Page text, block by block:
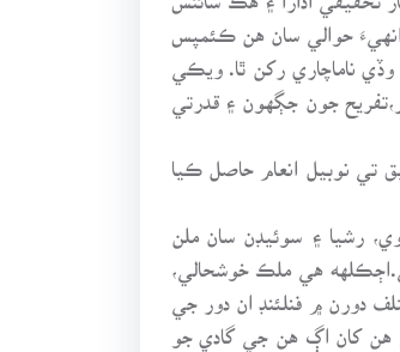
حوالي سان هن ڪئمپس
ناماچاري رکن ٿا. ويڪي
جون جڳهون ۽ قدرتي
تي نوبيل انعام حاصل ڪيا
رشيا ۽ سوئيڊن سان ملن
هي ملڪ خوشحالي،
دورن ۾ فنلئنڊ ان دور جي
کان وڏو شهر آهي هن کان اڳ هن جي گادي جو